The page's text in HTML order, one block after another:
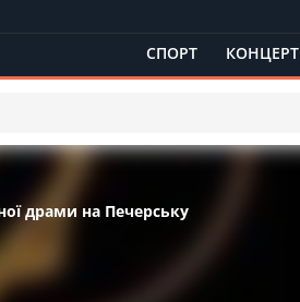
СПОРТ
драми на Печерську